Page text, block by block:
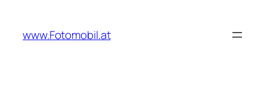
springen
www.Fotomobil.at